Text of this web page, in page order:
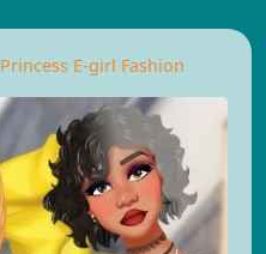
Princess E-girl Fashion